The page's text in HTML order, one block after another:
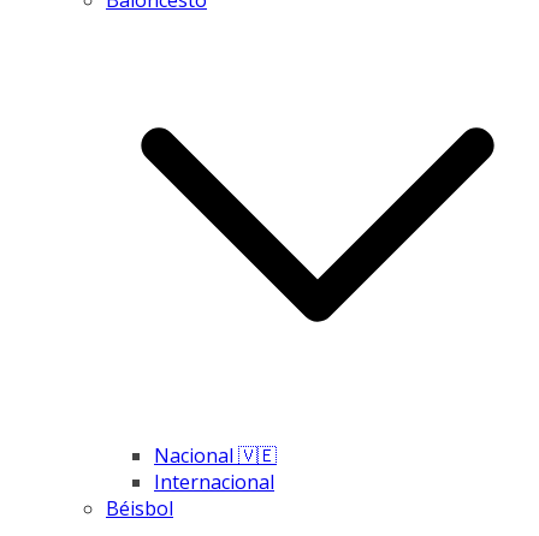
Nacional 🇻🇪
Internacional
Béisbol